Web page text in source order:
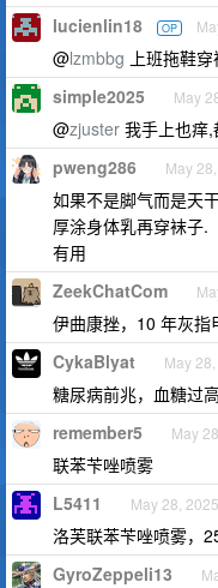
lucienlin18 OP
@lzmbbg 上班拖鞋
simple2025 May
@zjuster 我手上也痒
pweng286 May
如果不是脚气而是天
厚涂身体乳再穿袜子.
有用
ZeekChatCom
伊曲康挫，10 年灰指
CykaBlyat May
糖尿病前兆，血糖过
remember5 May
联苯苄唑喷雾
L5411 May 28, 2025
洛芙联苯苄唑喷雾，
GyroZeppeli13